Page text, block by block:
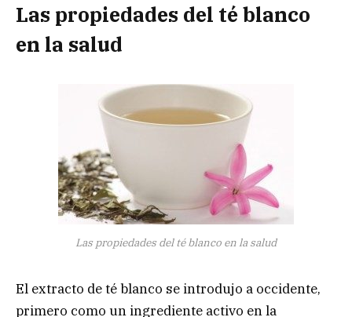
Las propiedades del té blanco
en la salud
Las propiedades del té blanco en la salud
El extracto de té blanco se introdujo a occidente,
primero como un ingrediente activo en la